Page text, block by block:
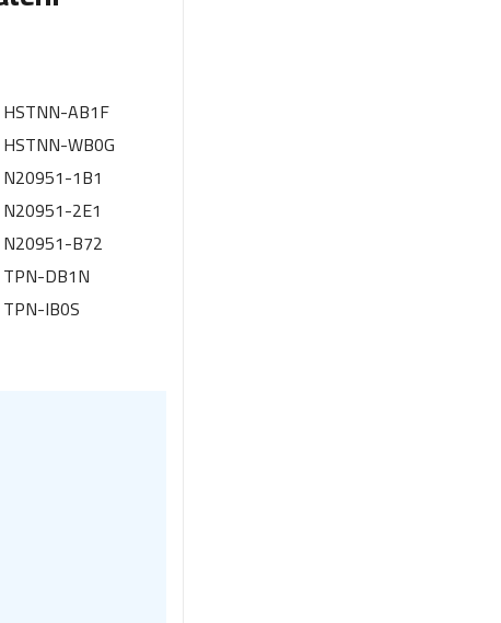
HSTNN-AB1F
HSTNN-WB0G
N20951-1B1
N20951-2E1
N20951-B72
TPN-DB1N
TPN-IB0S